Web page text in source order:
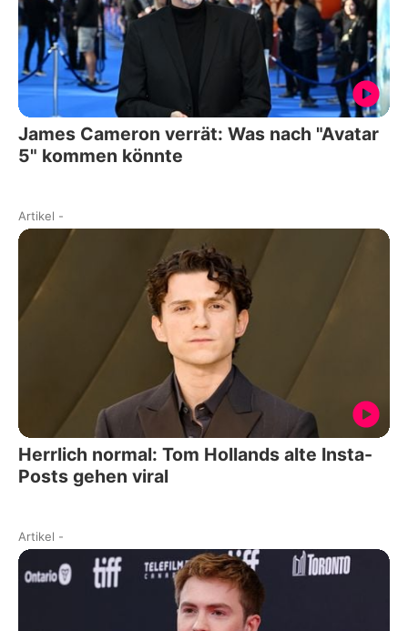
James Cameron verrät: Was nach "Avatar
5" kommen könnte
Artikel -
Herrlich normal: Tom Hollands alte Insta-
Posts gehen viral
Artikel -